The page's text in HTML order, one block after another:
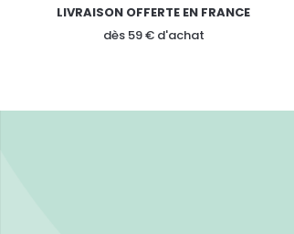
LIVRAISON OFFERTE EN FRANCE
dès 59 € d'achat